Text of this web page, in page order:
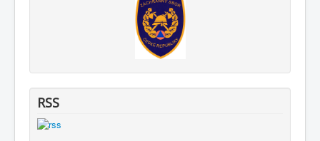
RSS